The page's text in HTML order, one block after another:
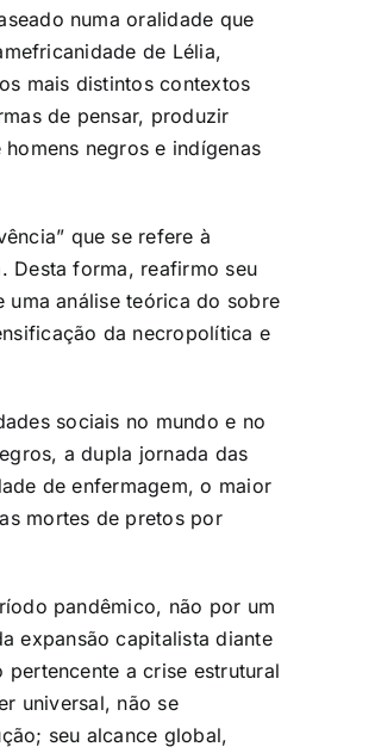
numa oralidade que
de Lélia,
mais distintos contextos
de pensar, produzir
negros e indígenas
que se refere à
Desta forma, reafirmo seu
análise teórica do sobre
da necropolítica e
sociais no mundo e no
a dupla jornada das
de enfermagem, o maior
mortes de pretos por
pandêmico, não por um
expansão capitalista diante
a crise estrutural
universal, não se
seu alcance global,